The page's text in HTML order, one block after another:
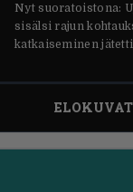
Nyt suoratoistona:
sisälsi rajun
katkaiseminen
ELOKUVAT